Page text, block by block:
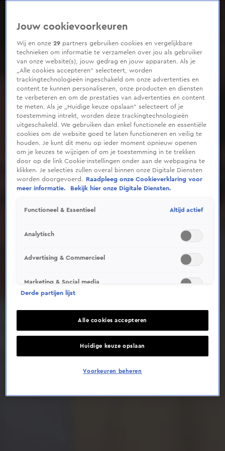
seconds
Deze video is niet beschikbaar op je huidige locatie
Jouw cookievoorkeuren
Wij en onze29 partners gebruiken cookies en vergelijkbare
technieken om informatie te verzamelen over jou als gebruiker
van onze website(s), jouw gedrag en jouw apparaten. Als je
„Alle cookies accepteren” selecteert, worden
trackingtechnologieën ingeschakeld om onze advertenties en
content te kunnen personaliseren, onze producten en diensten
te verbeteren en om de prestaties van advertenties en content
te meten. Als je „Huidige keuze opslaan” selecteert of je
toestemming intrekt, worden deze trackingtechnologieën
uitgeschakeld. We gebruiken dan enkel functionele en essentiële
cookies om de website goed te laten functioneren en veilig te
houden. Je kunt dit menu op ieder moment opnieuw openen
om je keuzes te wijzigen of om je toestemming in te trekken
door op de link Cookie-instellingen onder aan de webpagina te
klikken. Je selecties zullen overal binnen onze Digitale Diensten
worden doorgevoerd.
Raadpleeg onze Cookieverklaring voor
meer informatie.
Bekijk hier onze Digitale Diensten.
Functioneel & Essentieel Altijd actief
Analytisch
Advertising & Commercieel
Marketing & Social media
Derde partijen lijst
Alle cookies accepteren
Huidige keuze opslaan
Voorkeuren beheren